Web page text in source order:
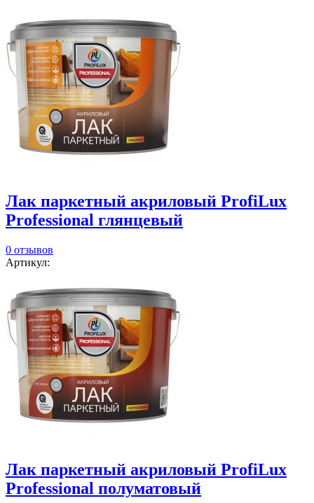
Лак паркетный акриловый ProfiLux
Professional глянцевый
0 отзывов
Артикул:
Лак паркетный акриловый ProfiLux
Professional полуматовый